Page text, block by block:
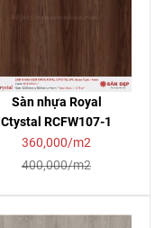
Sàn nhựa Royal
Ctystal RCFW107-1
360,000/m2
400,000/m2